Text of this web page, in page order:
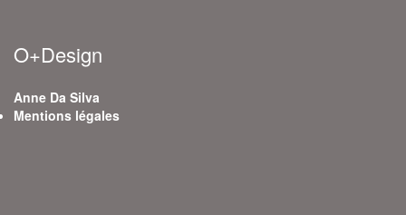
O+Design
Anne Da Silva
Mentions légales